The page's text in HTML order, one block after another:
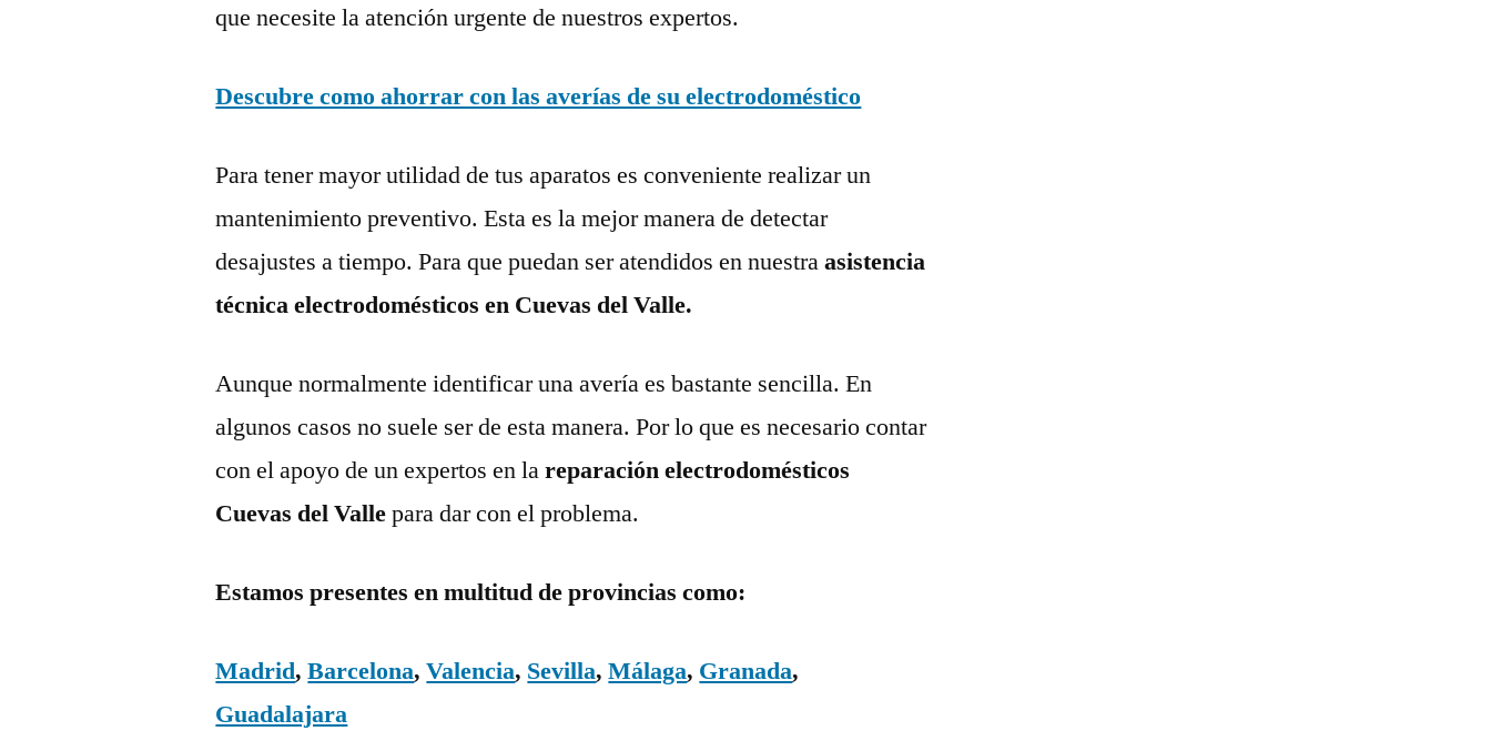
que necesite la atención urgente de nuestros expertos.
Descubre como ahorrar con las averías de su electrodoméstico
Para tener mayor utilidad de tus aparatos es conveniente realizar un
mantenimiento preventivo. Esta es la mejor manera de detectar
desajustes a tiempo. Para que puedan ser atendidos en nuestraasistencia
técnica electrodomésticos en Cuevas del Valle.
Aunque normalmente identificar una avería es bastante sencilla. En
algunos casos no suele ser de esta manera. Por lo que es necesario contar
con el apoyo de un expertos en lareparación electrodomésticos
Cuevas del Vallepara dar con el problema.
Estamos presentes en multitud de provincias como:
Madrid,Barcelona,Valencia, Sevilla,Málaga, Granada,
Guadalajara